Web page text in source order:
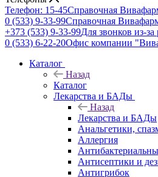
Телефон: 15-45Справочная
0 (533) 9-33-99Справочная
+373 (533) 9-33-99Для звонков из-за
0 (533) 6-22-20Офис компании
Каталог
Назад
Каталог
Лекарства и БАДы
Назад
Лекарства и БАДы
Анальгетики,
Аллергия
Антисептики и
Антигрибок